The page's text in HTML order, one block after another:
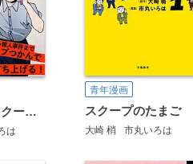
【分冊版】スクープのたまご
は
青年漫画
スクープのたまご
大崎 梢 市丸いろは